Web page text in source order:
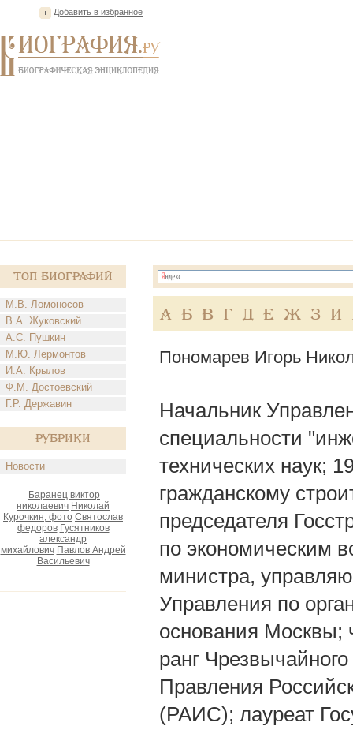
Добавить в избранное
Топ Биографий
М.В. Ломоносов
В.А. Жуковский
А.С. Пушкин
М.Ю. Лермонтов
И.А. Крылов
Ф.М. Достоевский
Г.Р. Державин
Рубрики
Новости
Баранец виктор
николаевич Николай
Курочкин, фото Святослав
федоров Гусятников
александр
михайлович Павлов Андрей
Васильевич
А Б В Г Д Е Ж З И
Пономарев Игорь
Начальник
специальности
технических наук;
гражданскому
председателя
по экономическим
министра,
Управления по
основания Москвы;
ранг
Правления
(РАИС); лауреат